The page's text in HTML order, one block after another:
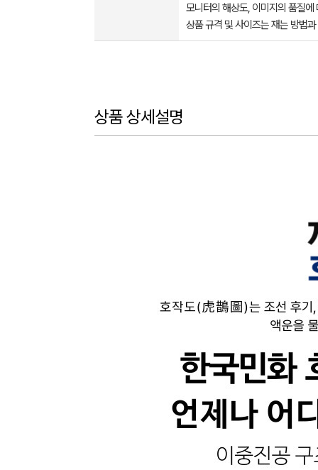
모니터의 해상도, 이미지의 품질
상품 규격 및 사이즈는 재는 방법
상품 상세설명